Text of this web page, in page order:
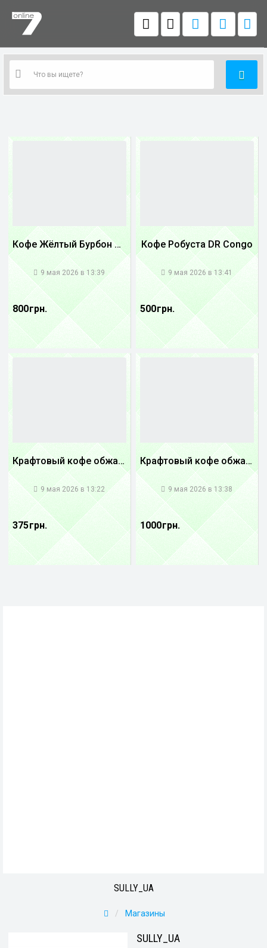
Кофе Жёлтый Бурбон Бразилия
9 мая 2026 в 13:39
800 грн.
Кофе Робуста DR Congo
9 мая 2026 в 13:41
500 грн.
Крафтовый кофе обжареный купаж арабики 5...
9 мая 2026 в 13:22
375 грн.
Крафтовый кофе обжареный Танзания
9 мая 2026 в 13:38
1000 грн.
SULLY_UA
Магазины
SULLY_UA